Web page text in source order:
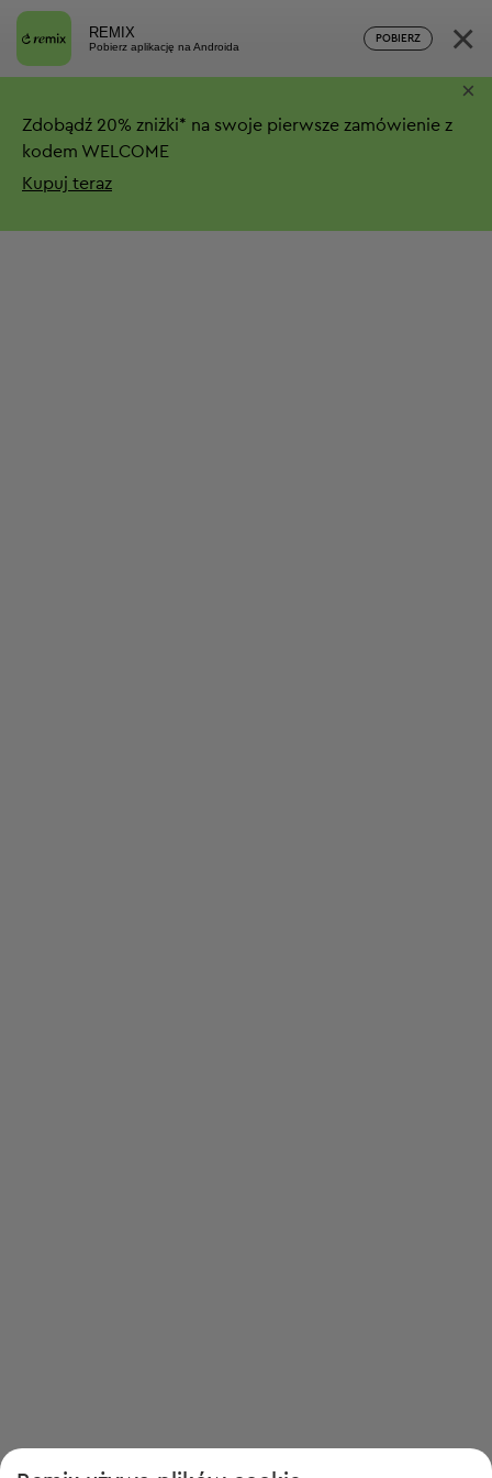
REMIX
Pobierz aplikację na Androida
POBIERZ ×
Zdobądź 20% zniżki* na swoje pierwsze zamówienie z
kodem WELCOME
Kupuj teraz
×